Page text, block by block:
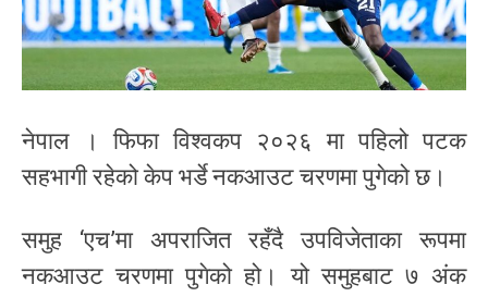
नेपाल । फिफा विश्वकप २०२६ मा पहिलो पटक
सहभागी रहेको केप भर्डे नकआउट चरणमा पुगेको छ।
समुह ‘एच’मा अपराजित रहँदै उपविजेताका रूपमा
नकआउट चरणमा पुगेको हो। यो समुहबाट ७ अंक